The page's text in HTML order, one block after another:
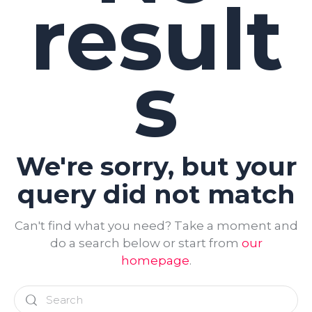
result
s
We're sorry, but your
query did not match
Can't find what you need? Take a moment and
do a search below or start from our
homepage.